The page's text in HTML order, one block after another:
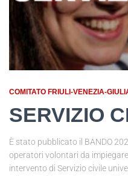
COMITATO FRIULI-VENEZIA-
SERVIZIO
È stato pubblicato il BANDO
operatori volontari da
intervento di Servizio civile